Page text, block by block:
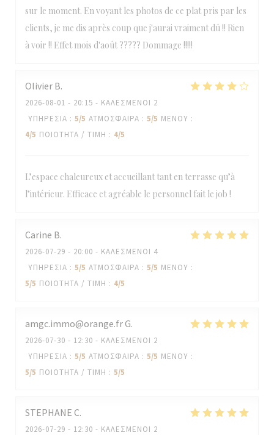
sur le moment. En voyant les photos de ce plat pris par les
clients, je me dis après coup que j'aurai vraiment dû !! Rien
à voir !! Effet mois d'août ????? Dommage !!!!!
Olivier B
2026-08-01 - 20:15 - ΚΑΛΕΣΜΈΝΟΙ 2
ΥΠΗΡΕΣΊΑ : 5/5 ΑΤΜΌΣΦΑΙΡΑ : 5/5 ΜΕΝΟΎ :
4/5 ΠΟΙΌΤΗΤΑ / ΤΙΜΉ : 4/5
L’espace chaleureux et accueillant tant en terrasse qu’à
l’intérieur. Efficace et agréable le personnel fait le job !
Carine B
2026-07-29 - 20:00 - ΚΑΛΕΣΜΈΝΟΙ 4
ΥΠΗΡΕΣΊΑ : 5/5 ΑΤΜΌΣΦΑΙΡΑ : 5/5 ΜΕΝΟΎ :
5/5 ΠΟΙΌΤΗΤΑ / ΤΙΜΉ : 4/5
amgc.immo@orange.frG
2026-07-30 - 12:30 - ΚΑΛΕΣΜΈΝΟΙ 2
ΥΠΗΡΕΣΊΑ : 5/5 ΑΤΜΌΣΦΑΙΡΑ : 5/5 ΜΕΝΟΎ :
5/5 ΠΟΙΌΤΗΤΑ / ΤΙΜΉ : 5/5
STEPHANE C
2026-07-29 - 12:30 - ΚΑΛΕΣΜΈΝΟΙ 2